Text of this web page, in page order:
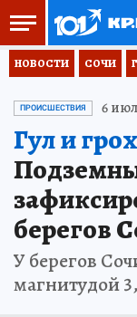
НОВОСТИ СОЧИ
ПРОИСШЕСТВИЯ 6
Гул и
берегов
У берегов
магнитудой